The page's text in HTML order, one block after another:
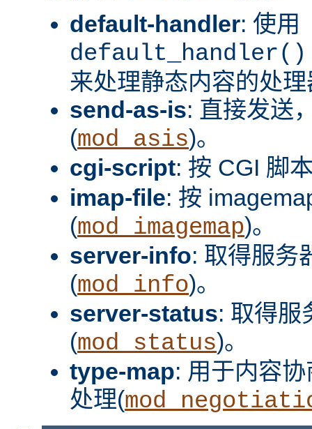
default-handler: 使用
default_handler()
来处理静态内容的处
send-as-is: 直接发送
(mod_asis)。
cgi-script: 按 CGI 脚
imap-file: 按
(mod_imagemap)。
server-info: 取得服务
(mod_info)。
server-status: 取得服
(mod_status)。
type-map: 用于内容
处理(